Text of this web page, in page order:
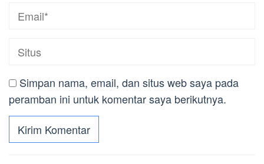
Simpan nama, email, dan situs web saya pada
peramban ini untuk komentar saya berikutnya.